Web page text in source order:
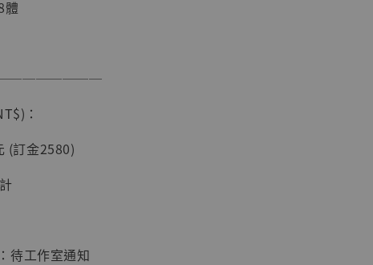
藏雕像 布魯
[7STARS
-
體
：
(訂金2580)
待工作室通知